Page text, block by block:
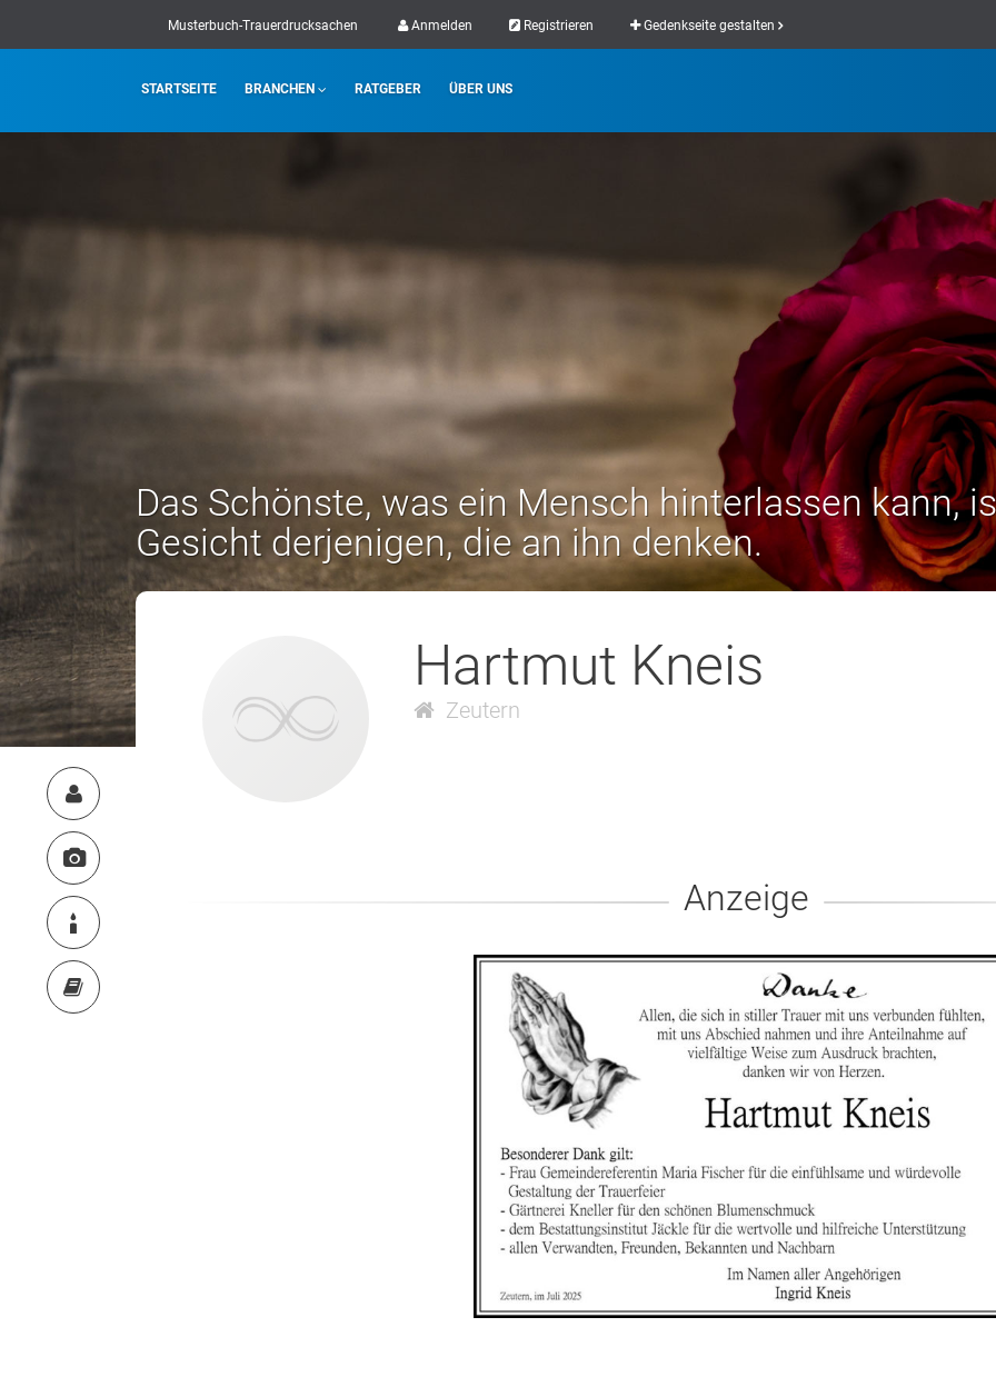
Musterbuch-Trauerdrucksachen Anmelden Registrieren Gedenkseite gestalten
STARTSEITE BRANCHEN RATGEBER ÜBER UNS
Das Schönste, was ein Mensch hinterlassen kann,
Gesicht derjenigen, die an ihn denken.
Hartmut Kneis
Zeutern
Anzeige